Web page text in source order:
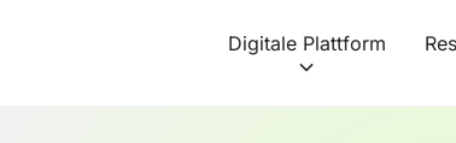
Digitale Plattform